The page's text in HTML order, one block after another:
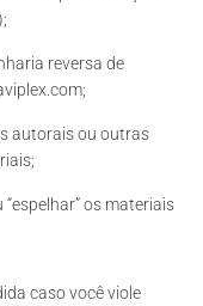
reversa de
autorais ou outras
os materiais
caso você viole